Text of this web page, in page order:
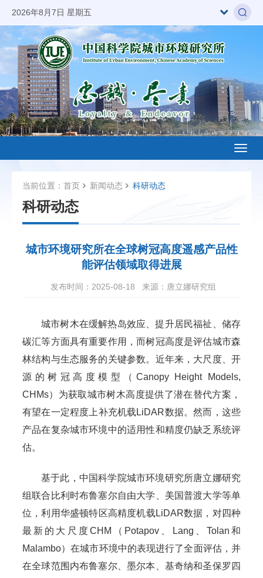
2026年8月7日 星期五
当前位置： 首页 新闻动态 科研动态
科研动态
城市环境研究所在全球树冠高度遥感产品性
能评估领域取得进展
发布时间：2025-08-18 来源：唐立娜研究组
城市树木在缓解热岛效应、提升居民福祉、储存
碳汇等方面具有重要作用，而树冠高度是评估城市森
林结构与生态服务的关键参数。近年来，大尺度、开
源的树冠高度模型（Canopy Height Models,
CHMs）为获取城市树木高度提供了潜在替代方案，
有望在一定程度上补充机载LiDAR数据。然而，这些
产品在复杂城市环境中的适用性和精度仍缺乏系统评
估。
基于此，中国科学院城市环境研究所唐立娜研究
组联合比利时布鲁塞尔自由大学、美国普渡大学等单
位，利用华盛顿特区高精度机载LiDAR数据，对四种
最新的大尺度CHM（Potapov、Lang、Tolan和
Malambo）在城市环境中的表现进行了全面评估，并
在全球范围内布鲁塞尔、墨尔本、基奇纳和圣保罗四